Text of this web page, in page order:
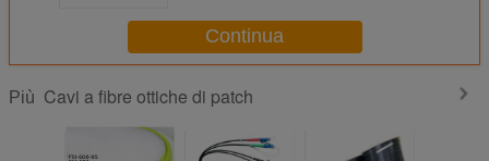
Continua
Più Cavi a fibre ottiche di patch